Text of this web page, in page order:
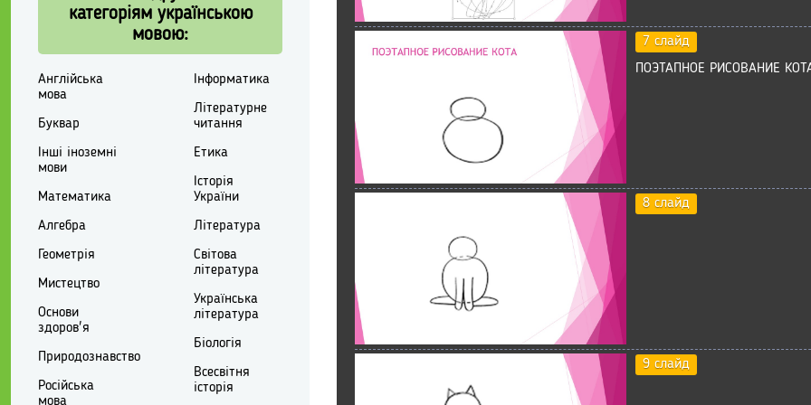
7 слайд
ПОЭТАПНОЕ РИСОВАНИЕ
8 слайд
9 слайд
категоріям українською
мовою:
Англійська
мова
Буквар
Інші іноземні
мови
Математика
Алгебра
Геометрія
Мистецтво
Основи
здоров'я
Природознавство
Російська
мова
Інформатика
Літературне
читання
Етика
Історія
України
Література
Світова
література
Українська
література
Біологія
Всесвітня
історія